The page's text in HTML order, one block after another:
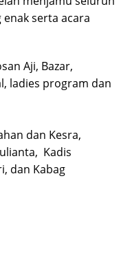
enak serta acara
Aji, Bazar,
ladies program dan
dan Kesra,
Kadis
dan Kabag